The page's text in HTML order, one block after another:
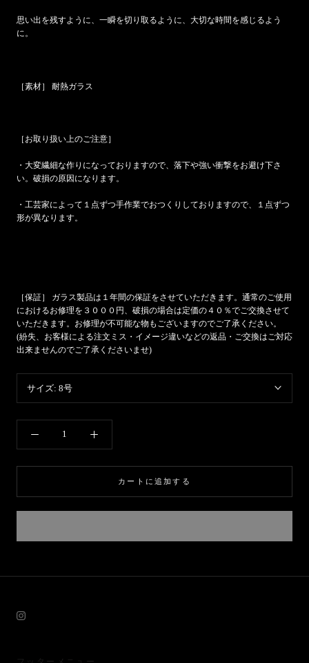
思い出を残すように、一瞬を切り取るように、大切な時間を感じるよう
に。
［素材］ 耐熱ガラス
［お取り扱い上のご注意］
・大変繊細な作りになっておりますので、落下や強い衝撃をお避け下さ
い。破損の原因になります。
・工芸家によって１点ずつ手作業でおつくりしておりますので、１点ずつ
形が異なります。
［保証］ ガラス製品は１年間の保証をさせていただきます。通常のご使用
におけるお修理を３０００円、破損の場合は定価の４０％でご交換させて
いただきます。お修理が不可能な物もございますのでご了承ください。
(紛失、お客様による注文ミス・イメージ違いなどの返品・ご交換はご対応
出来ませんのでご了承くださいませ)
サイズ: 8号
カートに追加する